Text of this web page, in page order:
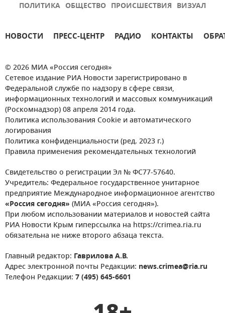
ПОЛИТИКА ОБЩЕСТВО ПРОИСШЕСТВИЯ ВИЗУАЛ
НОВОСТИ ПРЕСС-ЦЕНТР РАДИО КОНТАКТЫ
© 2026 МИА «Россия сегодня»
Сетевое издание РИА Новости зарегистрировано в
Федеральной службе по надзору в сфере связи,
информационных технологий и массовых коммуникаций
(Роскомнадзор) 08 апреля 2014 года.
Политика использования Cookie и автоматического
логирования
Политика конфиденциальности (ред. 2023 г.)
Правила применения рекомендательных технологий
Свидетельство о регистрации Эл № ФС77-57640.
Учредитель: Федеральное государственное унитарное
предприятие Международное информационное агентство
«Россия сегодня» (МИА «Россия сегодня»).
При любом использовании материалов и новостей сайта
РИА Новости Крым гиперссылка на https://crimea.ria.ru
обязательна не ниже второго абзаца текста.
Главный редактор: Гаврилова А.В.
Адрес электронной почты Редакции: news.crimea@ria.ru
Телефон Редакции: 7 (495) 645-6601